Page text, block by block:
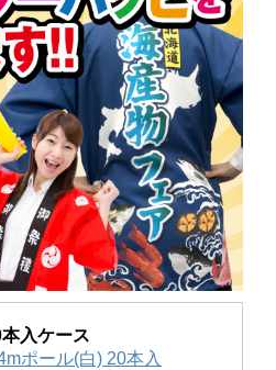
入ケース
ポール(白) 20本入